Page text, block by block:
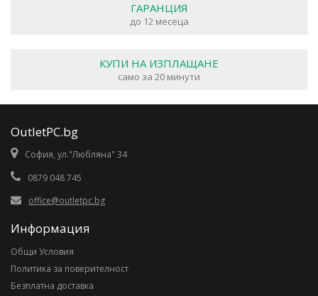
ГАРАНЦИЯ
до 12 месеца
КУПИ НА ИЗПЛАЩАНЕ
само за 20 минути
OutletPC.bg
София, ул."Любляна" 34
0879 048 745
office@outletpc.bg
Информация
Общи Условия
Политика за поверителност
Безплатна доставка